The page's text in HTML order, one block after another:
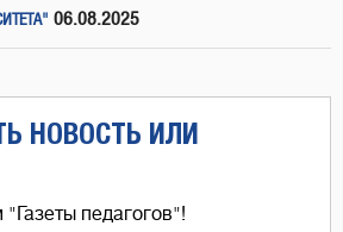
06.08.2025
НОВОСТЬ ИЛИ
педагогов"!